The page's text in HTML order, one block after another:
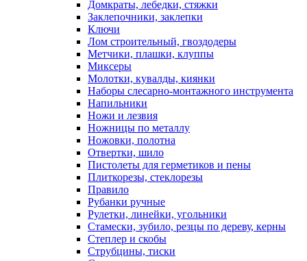
Домкраты, лебедки, стяжки
Заклепочники, заклепки
Ключи
Лом строительный, гвоздодеры
Метчики, плашки, клуппы
Миксеры
Молотки, кувалды, киянки
Наборы слесарно-монтажного инструмента
Напильники
Ножи и лезвия
Ножницы по металлу
Ножовки, полотна
Отвертки, шило
Пистолеты для герметиков и пены
Плиткорезы, стеклорезы
Правило
Рубанки ручные
Рулетки, линейки, угольники
Стамески, зубило, резцы по дереву, керны
Степлер и скобы
Струбцины, тиски